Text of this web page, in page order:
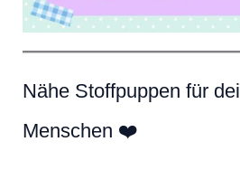
Nähe Stoffpuppen für
Menschen ❤️